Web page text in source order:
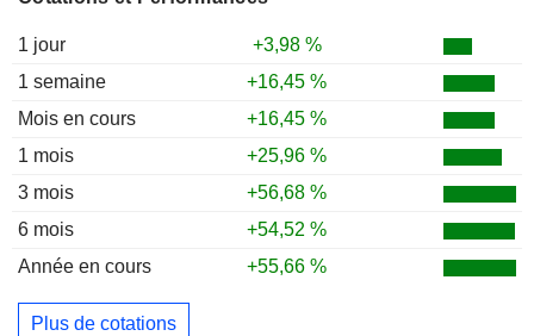
1 jour
+3,98 %
1 semaine
+16,45 %
Mois en cours
+16,45 %
1 mois
+25,96 %
3 mois
+56,68 %
6 mois
+54,52 %
Année en cours
+55,66 %
Plus de cotations